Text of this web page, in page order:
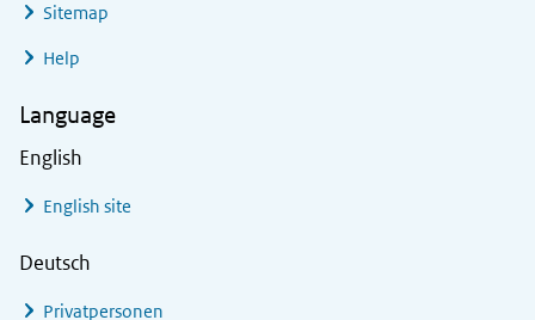
Sitemap
Help
Language
English
English site
Deutsch
Privatpersonen